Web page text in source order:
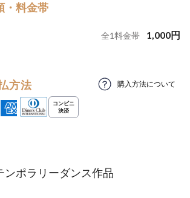
・料金帯
全1料金帯 1,000円
方法 購入方法について
ンポラリーダンス作品